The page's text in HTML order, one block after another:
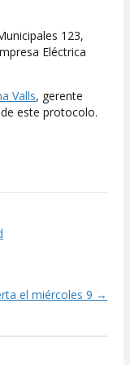
123,
Eléctrica
Valls, gerente
este protocolo.
el miércoles 9 →